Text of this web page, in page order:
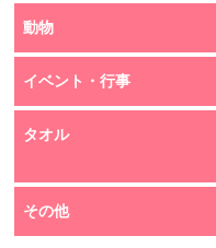
動物
イベント・行事
タオル
その他